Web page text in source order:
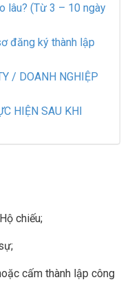
lâu? (Từ 3 – 10 ngày
đăng ký thành lập
/ DOANH NGHIỆP
HIỆN SAU KHI
chiếu;
cấm thành lập công